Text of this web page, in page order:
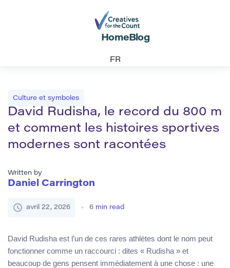
Home Blog
FR
Culture et symboles
David Rudisha, le record du 800 m
et comment les histoires sportives
modernes sont racontées
Written by
Daniel Carrington
avril 22, 2026 6 min read
David Rudisha est l’un de ces rares athlètes dont le nom peut
fonctionner comme un raccourci : dites « Rudisha » et
beaucoup de gens pensent immédiatement à une chose : une